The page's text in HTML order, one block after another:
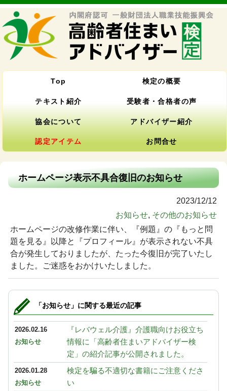
Top 検定の概要
テキスト紹介 受験者・合格者の声
協会について アドバイザー紹介
認定アイテム お問合せ
ホームページ表示不具合復旧のお知らせ
2023/12/12
お知らせ, その他のお知らせ
ホームページの改修作業に伴い、『例題』の『もっと問
題を見る』以降と『プロフィール』が表示されない不具
合が発生しておりましたが、たった今復旧が完了いたし
ました。ご迷惑をおかけいたしました。
「お知らせ」に関する最近の記事
2026.02.16
お知らせ
『レバウェル介護』介護職向けお役立ち
情報に「高齢者住まいアドバイザー検
定」の紹介記事が公開されました。
2026.01.28
お知らせ
検定を騙る不適切な書籍にご注意くださ
い